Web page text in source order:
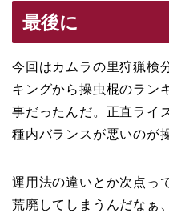
最後に
今回はカムラの里狩猟検
キングから操虫棍のラン
事だったんだ。正直ライ
種内バランスが悪いのが
運用法の違いとか次点っ
荒廃してしまうんだなぁ